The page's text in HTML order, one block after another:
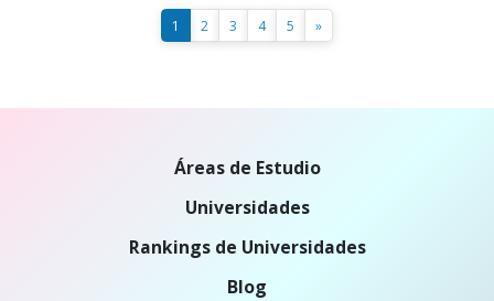
1 2 3 4 5 »
Áreas de Estudio
Universidades
Rankings de Universidades
Blog